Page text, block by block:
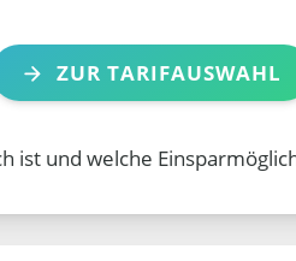
ZUR TARIFAUSWAHL
ist und welche